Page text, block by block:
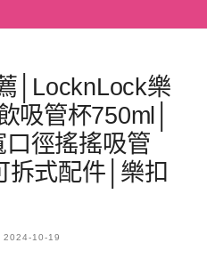
│LocknLock樂
吸管杯750ml│
口徑搖搖吸管
拆式配件│樂扣
2024-10-19